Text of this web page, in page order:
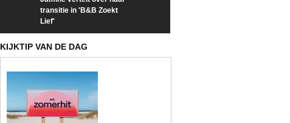
transitie in 'B&B Zoekt
Lief'
KIJKTIP VAN DE DAG